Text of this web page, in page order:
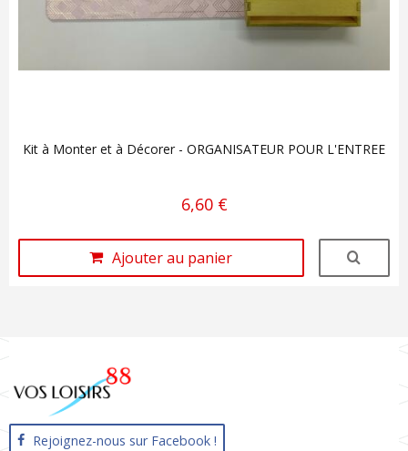
Kit à Monter et à Décorer - ORGANISATEUR POUR L'ENTREE
6,60 €
Ajouter au panier
Rejoignez-nous sur Facebook !